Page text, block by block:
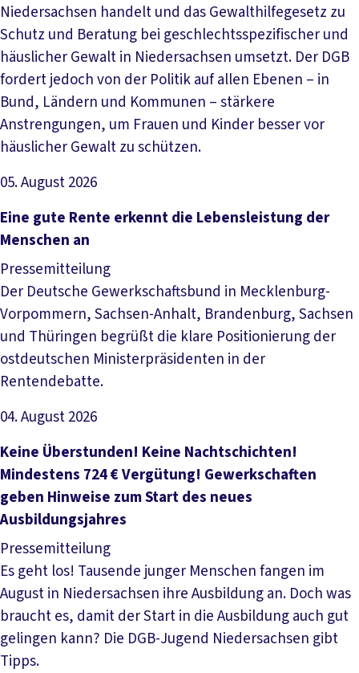
Niedersachsen handelt und das Gewalthilfegesetz zu
Schutz und Beratung bei geschlechtsspezifischer und
häuslicher Gewalt in Niedersachsen umsetzt. Der DGB
fordert jedoch von der Politik auf allen Ebenen – in
Bund, Ländern und Kommunen – stärkere
Anstrengungen, um Frauen und Kinder besser vor
häuslicher Gewalt zu schützen.
05. August 2026
Artikel lesen
Eine gute Rente erkennt die Lebensleistung der
Menschen an
Pressemitteilung
Der Deutsche Gewerkschaftsbund in Mecklenburg-
Vorpommern, Sachsen-Anhalt, Brandenburg, Sachsen
und Thüringen begrüßt die klare Positionierung der
ostdeutschen Ministerpräsidenten in der
Rentendebatte.
04. August 2026
Artikel lesen
Keine Überstunden! Keine Nachtschichten!
Mindestens 724 € Vergütung! Gewerkschaften
geben Hinweise zum Start des neues
Ausbildungsjahres
Pressemitteilung
Es geht los! Tausende junger Menschen fangen im
August in Niedersachsen ihre Ausbildung an. Doch was
braucht es, damit der Start in die Ausbildung auch gut
gelingen kann? Die DGB-Jugend Niedersachsen gibt
Tipps.